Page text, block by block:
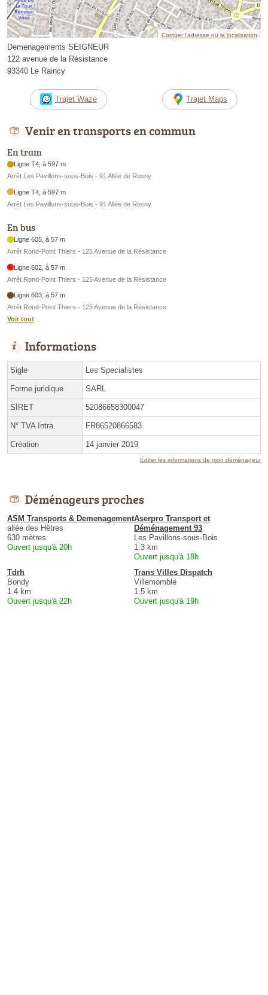
Corriger l’adresse ou la localisation
Demenagements SEIGNEUR
122 avenue de la Résistance
93340 Le Raincy
Trajet Waze Trajet Maps
Venir en transports en commun
En tram
Ligne T4, à 597 m
Arrêt Les Pavillons-sous-Bois - 91 Allée de Rosny
Ligne T4, à 597 m
Arrêt Les Pavillons-sous-Bois - 91 Allée de Rosny
En bus
Ligne 605, à 57 m
Arrêt Rond-Point Thiers - 125 Avenue de la Résistance
Ligne 602, à 57 m
Arrêt Rond-Point Thiers - 125 Avenue de la Résistance
Ligne 603, à 57 m
Arrêt Rond-Point Thiers - 125 Avenue de la Résistance
Voir tout
Informations
Sigle Les Specialistes
Forme juridique SARL
SIRET 52086658300047
N° TVA Intra. FR86520866583
Création 14 janvier 2019
Éditer les informations de mon déménageur
Déménageurs proches
ASM Transports & Demenagement
allée des Hêtres
630 mètres
Ouvert jusqu'à 20h
Aserpro Transport et
Déménagement 93
Les Pavillons-sous-Bois
1.3 km
Ouvert jusqu'à 18h
Tdrh
Bondy
1.4 km
Ouvert jusqu'à 22h
Trans Villes Dispatch
Villemomble
1.5 km
Ouvert jusqu'à 19h